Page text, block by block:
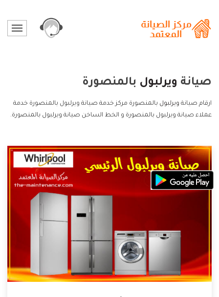
صيانة ويرلبول بالمنصورة
ارقام صيانة ويرلبول بالمنصورة مركز خدمة صيانة ويرلبول بالمنصورة خدمة
عملاء صيانة ويرلبول بالمنصورة و الخط الساخن صيانة ويرلبول بالمنصورة.